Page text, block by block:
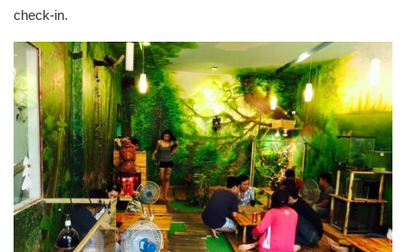
check-in.